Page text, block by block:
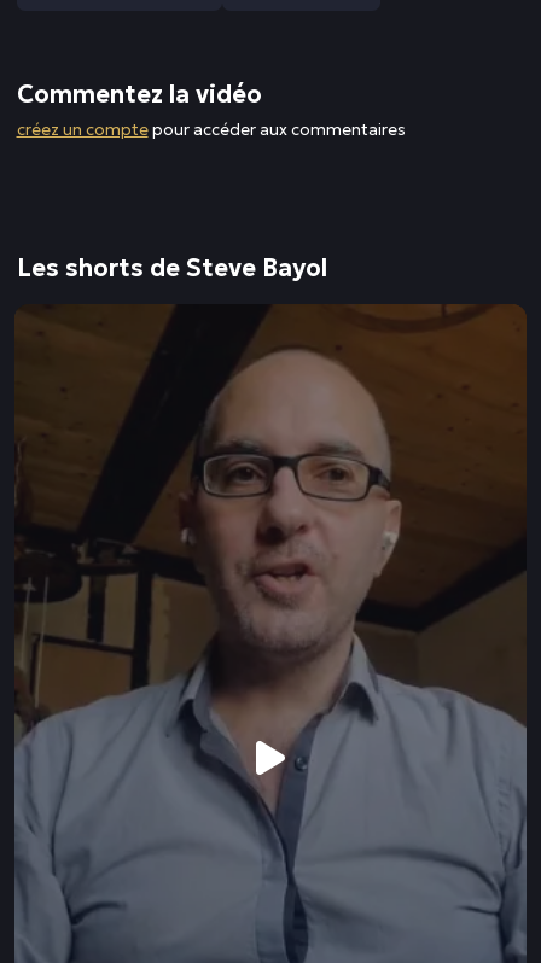
Commentez la vidéo
créez un comptepour accéder aux commentaires
Les shorts de Steve Bayol